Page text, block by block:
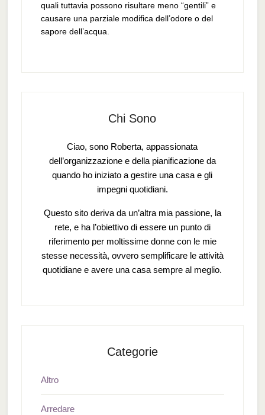
quali tuttavia possono risultare meno “gentili” e
causare una parziale modifica dell’odore o del
sapore dell’acqua.
Chi Sono
Ciao, sono Roberta, appassionata
dell’organizzazione e della pianificazione da
quando ho iniziato a gestire una casa e gli
impegni quotidiani.
Questo sito deriva da un’altra mia passione, la
rete, e ha l’obiettivo di essere un punto di
riferimento per moltissime donne con le mie
stesse necessità, ovvero semplificare le attività
quotidiane e avere una casa sempre al meglio.
Categorie
Altro
Arredare